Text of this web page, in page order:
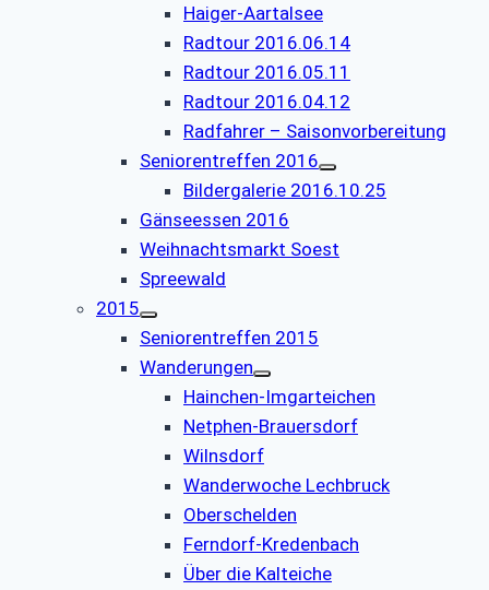
Haiger-Aartalsee
Radtour 2016.06.14
Radtour 2016.05.11
Radtour 2016.04.12
Radfahrer – Saisonvorbereitung
Seniorentreffen 2016
Bildergalerie 2016.10.25
Gänseessen 2016
Weihnachtsmarkt Soest
Spreewald
2015
Seniorentreffen 2015
Wanderungen
Hainchen-Imgarteichen
Netphen-Brauersdorf
Wilnsdorf
Wanderwoche Lechbruck
Oberschelden
Ferndorf-Kredenbach
Über die Kalteiche